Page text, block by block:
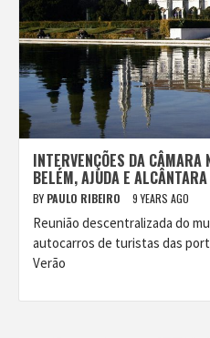
INTERVENÇÕES DA CÂMARA
BELÉM, AJUDA E ALCÂNTARA
BY PAULO RIBEIRO 9 YEARS AGO
Reunião descentralizada do
autocarros de turistas das
Verão